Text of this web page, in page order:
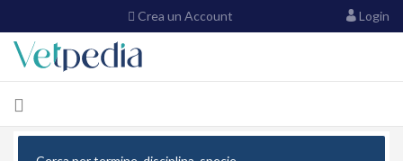
Crea un Account Login